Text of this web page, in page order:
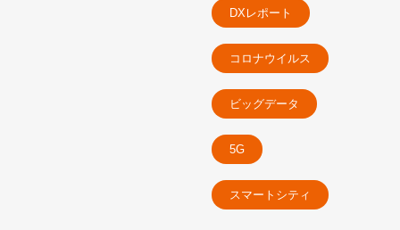
DXレポート
コロナウイルス
ビッグデータ
5G
スマートシティ